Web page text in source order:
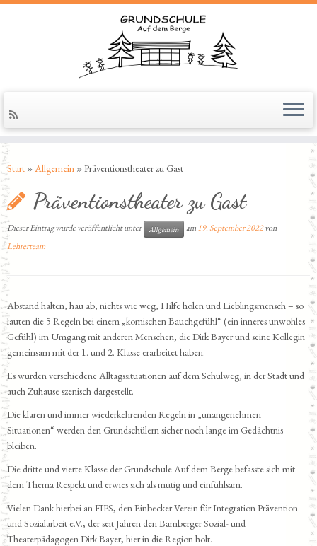
Zum
Start »Allgemein »Präventionstheater zu Gast
Präventionstheater zu Gast
Dieser Eintrag wurde veröffentlicht unter Allgemein am19. September 2022von
Lehrerteam
Abstand halten, hau ab, nichts wie weg, Hilfe holen und Lieblingsmensch – so
lauten die 5 Regeln bei einem „komischen Bauchgefühl“ (ein inneres unwohles
Gefühl) im Umgang mit anderen Menschen, die Dirk Bayer und seine Kollegin
gemeinsam mit der 1. und 2. Klasse erarbeitet haben.
Es wurden verschiedene Alltagssituationen auf dem Schulweg, in der Stadt und
auch Zuhause szenisch dargestellt.
Die klaren und immer wiederkehrenden Regeln in „unangenehmen
Situationen“ werden den Grundschülern sicher noch lange im Gedächtnis
bleiben.
Die dritte und vierte Klasse der Grundschule Auf dem Berge befasste sich mit
dem Thema Respekt und erwies sich als mutig und einfühlsam.
Vielen Dank hierbei an FIPS, den Einbecker Verein für Integration Prävention
und Sozialarbeit e.V., der seit Jahren den Bamberger Sozial- und
Theaterpädagogen Dirk Bayer, hier in die Region holt.